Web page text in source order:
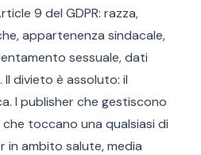
9 del GDPR: razza,
appartenenza sindacale,
sessuale, dati
divieto è assoluto: il
I publisher che gestiscono
toccano una qualsiasi di
ambito salute, media